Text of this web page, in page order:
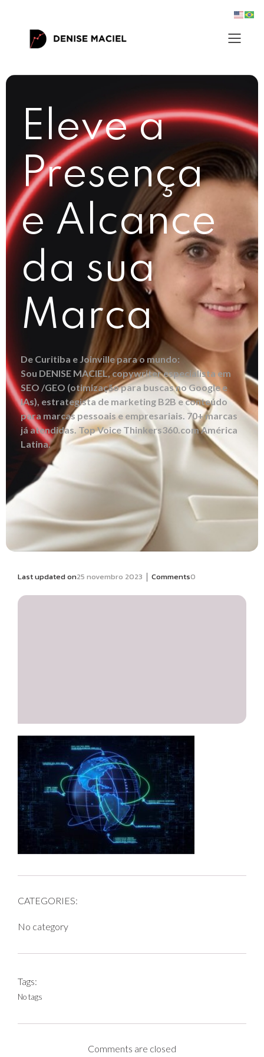
Eleve a
Presença
e Alcance
da sua
Marca
De Curitiba e Joinville para o mundo:
Sou DENISE MACIEL, copywriter especialista em
SEO /GEO (otimização para buscas no Google e
IAs), estrategista de marketing B2B e conteúdo
para marcas pessoais e empresariais. 70+ marcas
já atendidas. Top Voice Thinkers360.com América
Latina.
Last updated on25 novembro 2023 | Comments0
CATEGORIES:
No category
Tags:
No tags
Comments are closed